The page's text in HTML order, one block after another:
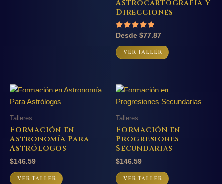
Astrocartografía y
Direcciones
Valorado
5.00
de 5
Desde $77.87
VER TALLER
Este
se
pueden
la
Talleres
Formación en
Astronomía Para
Astrólogos
$146.59
VER TALLER
Talleres
Formación en
Progresiones
Secundarias
$146.59
VER TALLER